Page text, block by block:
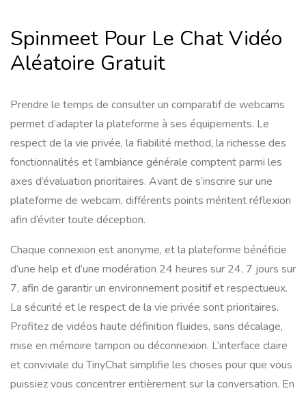
Spinmeet Pour Le Chat Vidéo
Aléatoire Gratuit
Prendre le temps de consulter un comparatif de webcams
permet d’adapter la plateforme à ses équipements. Le
respect de la vie privée, la fiabilité method, la richesse des
fonctionnalités et l’ambiance générale comptent parmi les
axes d’évaluation prioritaires. Avant de s’inscrire sur une
plateforme de webcam, différents points méritent réflexion
afin d’éviter toute déception.
Chaque connexion est anonyme, et la plateforme bénéficie
d’une help et d’une modération 24 heures sur 24, 7 jours sur
7, afin de garantir un environnement positif et respectueux.
La sécurité et le respect de la vie privée sont prioritaires.
Profitez de vidéos haute définition fluides, sans décalage,
mise en mémoire tampon ou déconnexion. L’interface claire
et conviviale du TinyChat simplifie les choses pour que vous
puissiez vous concentrer entièrement sur la conversation. En